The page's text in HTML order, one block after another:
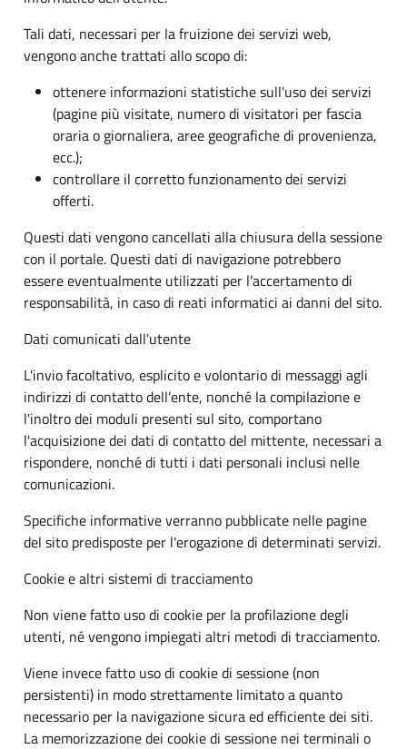
Tali dati, necessari per la fruizione dei servizi web,
vengono anche trattati allo scopo di:
ottenere informazioni statistiche sull'uso dei servizi
(pagine più visitate, numero di visitatori per fascia
oraria o giornaliera, aree geografiche di provenienza,
ecc.);
controllare il corretto funzionamento dei servizi
offerti.
Questi dati vengono cancellati alla chiusura della sessione
con il portale. Questi dati di navigazione potrebbero
essere eventualmente utilizzati per l’accertamento di
responsabilità, in caso di reati informatici ai danni del sito.
Dati comunicati dall'utente
L'invio facoltativo, esplicito e volontario di messaggi agli
indirizzi di contatto dell’ente, nonché la compilazione e
l'inoltro dei moduli presenti sul sito, comportano
l'acquisizione dei dati di contatto del mittente, necessari a
rispondere, nonché di tutti i dati personali inclusi nelle
comunicazioni.
Specifiche informative verranno pubblicate nelle pagine
del sito predisposte per l'erogazione di determinati servizi.
Cookie e altri sistemi di tracciamento
Non viene fatto uso di cookie per la profilazione degli
utenti, né vengono impiegati altri metodi di tracciamento.
Viene invece fatto uso di cookie di sessione (non
persistenti) in modo strettamente limitato a quanto
necessario per la navigazione sicura ed efficiente dei siti.
La memorizzazione dei cookie di sessione nei terminali o